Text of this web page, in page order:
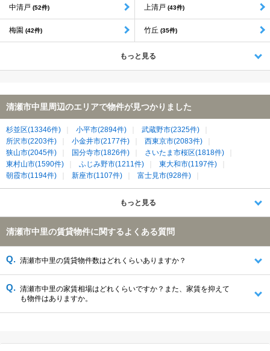
中清戸 (52件) 上清戸 (43件)
梅園 (42件) 竹丘 (35件)
もっと見る
清瀬市中里周辺のエリアで物件が見つかりました
杉並区(13346件) 小平市(2894件)
武蔵野市(2325件)
所沢市(2203件)
小金井市(2177件)
西東京市(2083件)
狭山市(2045件)
国分寺市(1826件)
さいたま市桜区(1818件)
東村山市(1590件)
ふじみ野市(1211件)
東大和市(1197件)
朝霞市(1194件)
新座市(1107件)
富士見市(928件)
和光市(686件)
清瀬市(649件)
東久留米市(600件)
入間郡三芳町(36件)
もっと見る
清瀬市中里の賃貸物件に関するよくある質問
清瀬市中里の賃貸物件数はどれくらいありますか？
清瀬市中里の家賃相場はどれくらいですか？また、家賃を抑えて
も物件はありますか。